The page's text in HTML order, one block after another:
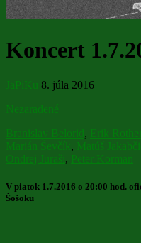
Koncert
JaPiKu 8. júla 2016
Nezaradené
Branislav Belorid, Erik
Marián Ševčík, Matúš
Ondrej Juraši, Peter Korman
V piatok 1.7.2016 o 20:00 hod.
Šošoku